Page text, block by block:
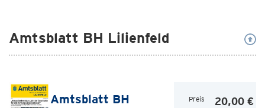
Amtsblatt BH Lilienfeld
Amtsblatt BH
Preis 20,00 €